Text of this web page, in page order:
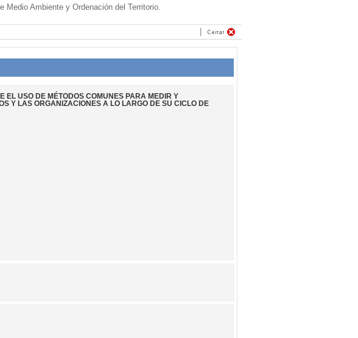
Medio Ambiente y Ordenación del Territorio.
EL USO DE MÉTODOS COMUNES PARA MEDIR Y
Y LAS ORGANIZACIONES A LO LARGO DE SU CICLO DE